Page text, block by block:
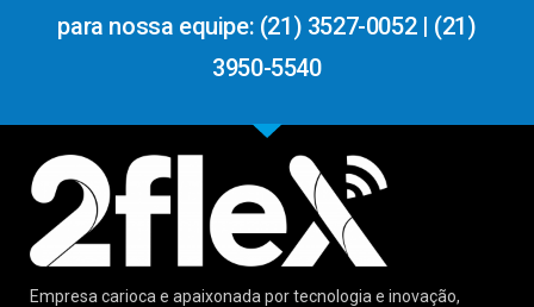
para nossa equipe: (21) 3527-0052 | (21)
3950-5540
Empresa carioca e apaixonada por tecnologia e inovação,